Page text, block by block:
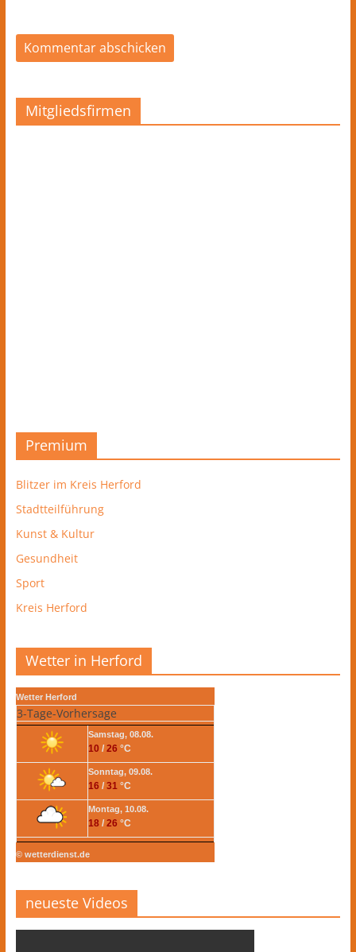
Mitgliedsfirmen
Premium
Blitzer im Kreis Herford
Stadtteilführung
Kunst & Kultur
Gesundheit
Sport
Kreis Herford
Wetter in Herford
Wetter Herford
3-Tage-Vorhersage
Samstag, 08.08.
10 / 26 °C
Sonntag, 09.08.
16 / 31°C
Montag, 10.08.
18/ 26 °C
© wetterdienst.de
neueste Videos